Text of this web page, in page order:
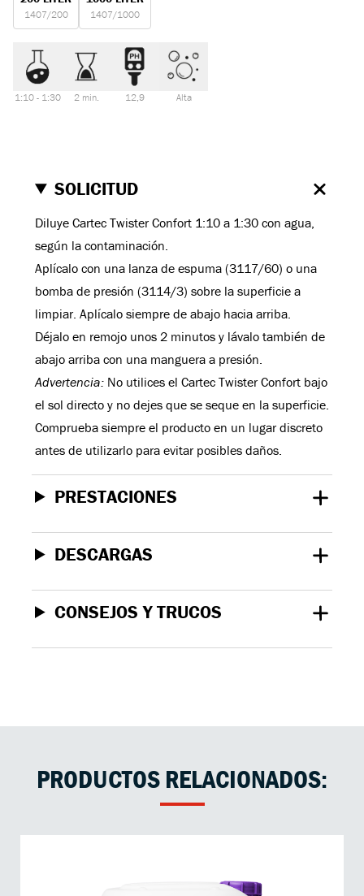
1407/200 1407/1000
1:10 - 1:30 2 min. 12,9 Alta
SOLICITUD
Diluye Cartec Twister Confort 1:10 a 1:30 con agua,
según la contaminación.
Aplícalo con una lanza de espuma (3117/60) o una
bomba de presión (3114/3) sobre la superficie a
limpiar. Aplícalo siempre de abajo hacia arriba.
Déjalo en remojo unos 2 minutos y lávalo también de
abajo arriba con una manguera a presión.
Advertencia: No utilices el Cartec Twister Confort bajo
el sol directo y no dejes que se seque en la superficie.
Comprueba siempre el producto en un lugar discreto
antes de utilizarlo para evitar posibles daños.
PRESTACIONES
DESCARGAS
CONSEJOS Y TRUCOS
PRODUCTOS RELACIONADOS: